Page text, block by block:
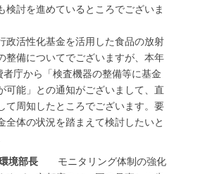
検討を進めているところでございま
政活性化基金を活用した食品の放射
整備についてでございますが、本年
庁から「検査機器の整備等に基金
可能」との通知がございまして、直
て周知したところでございます。要
全体の状況を踏まえて検討したいと
境部長 モニタリング体制の強化